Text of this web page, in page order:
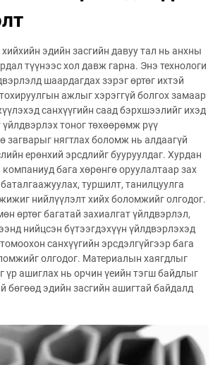
эдийн засгийн давуу тал нь анхны
түүнээс хол давж гарна. Энэ технологи
шаардагдах зэрэг өртөг ихтэй
ажлыг хэрэггүй болгох замаар
санхүүгийн саад бэрхшээлийг ихэд
үйлдвэрлэх тоног төхөөрөмж рүү
загварыг нягтлах боломж нь алдаагүй
ерөнхий эрсдлийг бууруулдаг. Хурдан
компаниуд бага хөрөнгө оруулалтаар зах
туршилт, танилцуулга
нийлүүлэлт хийх боломжийг олгодог.
өртөг багатай захиалгат үйлдвэрлэл,
нийцсэн бүтээгдэхүүн үйлдвэрлэхэд
санхүүгийн эрсдэлгүйгээр бага
олгодог. Материалын хаягдлыг
үр ашиглах нь орчин үеийн тэгш байдлыг
бөгөөд эдийн засгийн ашигтай байдалд